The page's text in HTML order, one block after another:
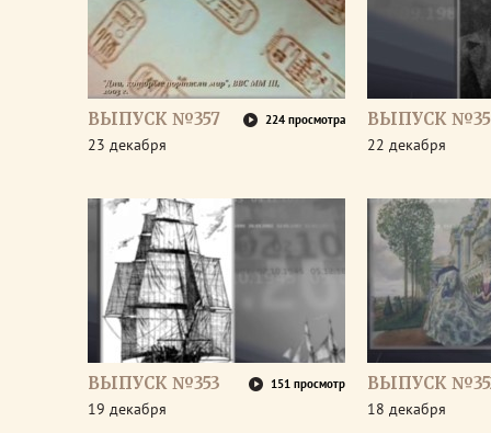
ВЫПУСК №357 224 просмотра
23 декабря
ВЫПУСК
22 декабря
ВЫПУСК №353 151 просмотр
19 декабря
ВЫПУСК
18 декабря